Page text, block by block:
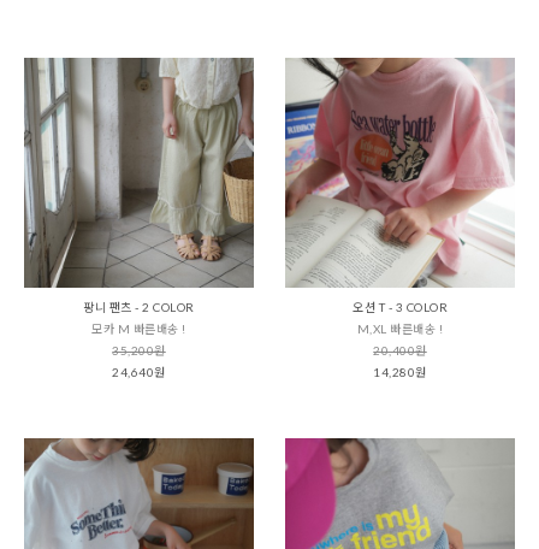
팡니 팬츠 - 2 COLOR
모카 M 빠른배송 !
35,200원
24,640원
오션 T - 3 COLOR
M,XL 빠른배송 !
20,400원
14,280원